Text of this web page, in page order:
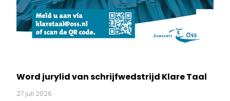
Word jurylid van schrijfwedstrijd Klare Taal
27 juli 2026